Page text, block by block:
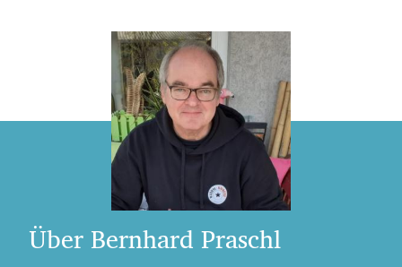
Über Bernhard Praschl